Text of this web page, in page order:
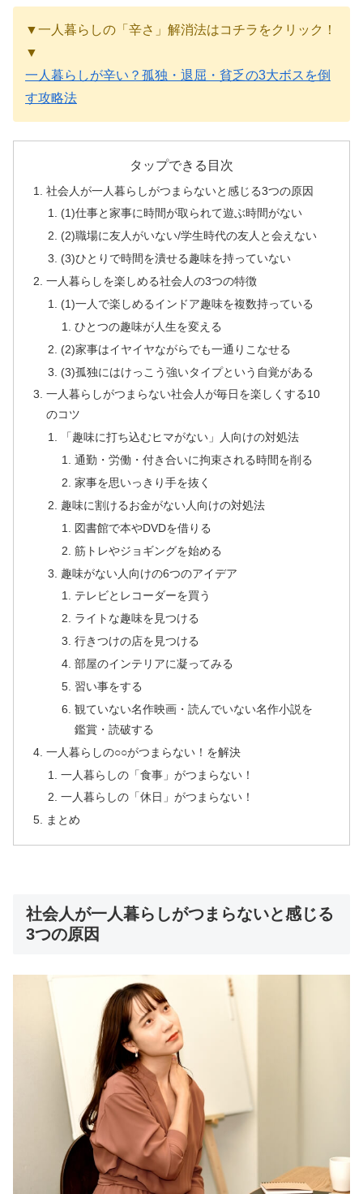
▼一人暮らしの「辛さ」解消法はコチラをクリック！
▼
一人暮らしが辛い？孤独・退屈・貧乏の3大ボスを倒
す攻略法
タップできる目次
社会人が一人暮らしがつまらないと感じる3つの原因
(1)仕事と家事に時間が取られて遊ぶ時間がない
(2)職場に友人がいない/学生時代の友人と会えない
(3)ひとりで時間を潰せる趣味を持っていない
一人暮らしを楽しめる社会人の3つの特徴
(1)一人で楽しめるインドア趣味を複数持っている
ひとつの趣味が人生を変える
(2)家事はイヤイヤながらでも一通りこなせる
(3)孤独にはけっこう強いタイプという自覚がある
一人暮らしがつまらない社会人が毎日を楽しくする10
のコツ
「趣味に打ち込むヒマがない」人向けの対処法
通勤・労働・付き合いに拘束される時間を削る
家事を思いっきり手を抜く
趣味に割けるお金がない人向けの対処法
図書館で本やDVDを借りる
筋トレやジョギングを始める
趣味がない人向けの6つのアイデア
テレビとレコーダーを買う
ライトな趣味を見つける
行きつけの店を見つける
部屋のインテリアに凝ってみる
習い事をする
観ていない名作映画・読んでいない名作小説を
鑑賞・読破する
一人暮らしの○○がつまらない！を解決
一人暮らしの「食事」がつまらない！
一人暮らしの「休日」がつまらない！
まとめ
社会人が一人暮らしがつまらないと感じる
3つの原因